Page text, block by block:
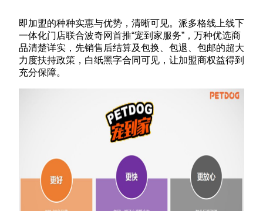
即加盟的种种实惠与优势，清晰可见。派多格线上线下
一体化门店联合波奇网首推“宠到家服务”，万种优选商
品清楚详实，先销售后结算及包换、包退、包邮的超大
力度扶持政策，白纸黑字合同可见，让加盟商权益得到
充分保障。